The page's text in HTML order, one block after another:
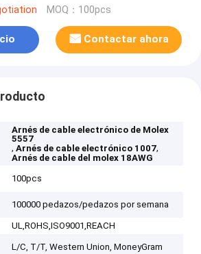
MOQ：100pcs
Contactar ahora
Arnés de cable electrónico de Molex
5557
,Arnés de cable electrónico 1007,
Arnés de cable del molex 18AWG
100pcs
100000 pedazos/pedazos por semana
UL,ROHS,ISO9001,REACH
L/C, T/T, Western Union, MoneyGram